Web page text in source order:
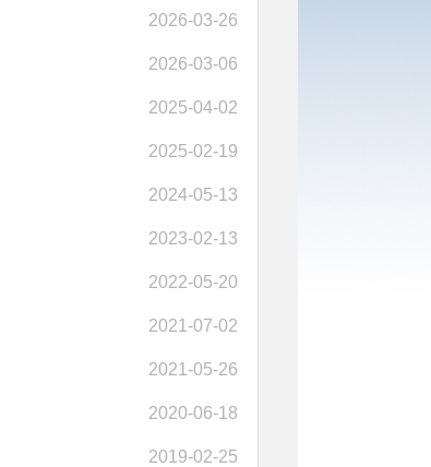
2026-03-26
2026-03-06
2025-04-02
2025-02-19
2024-05-13
2023-02-13
2022-05-20
2021-07-02
2021-05-26
2020-06-18
2019-02-25